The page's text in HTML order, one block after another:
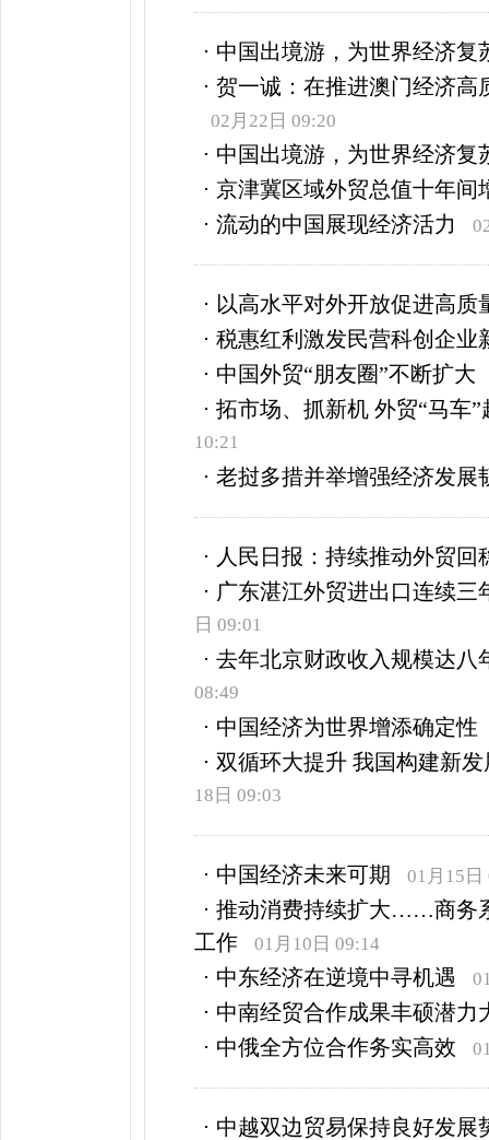
中国出境游，为世界经济复
贺一诚：在推进澳门经济高
02月22日 09:20
中国出境游，为世界经济复
京津冀区域外贸总值十年间
流动的中国展现经济活力
以高水平对外开放促进高质
税惠红利激发民营科创企业
中国外贸“朋友圈”不断扩大
拓市场、抓新机 外贸“马车”
10:21
老挝多措并举增强经济发展
人民日报：持续推动外贸回
广东湛江外贸进出口连续三
日 09:01
去年北京财政收入规模达八
08:49
中国经济为世界增添确定性
双循环大提升 我国构建新
18日 09:03
中国经济未来可期 01月15日
推动消费持续扩大……商务
工作
01月10日 09:14
中东经济在逆境中寻机遇
中南经贸合作成果丰硕潜力
中俄全方位合作务实高效
中越双边贸易保持良好发展